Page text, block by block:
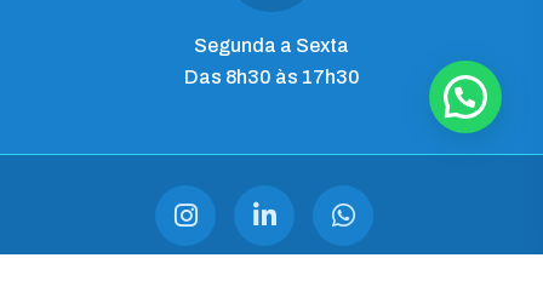
Segunda a Sexta
Das 8h30 às 17h30